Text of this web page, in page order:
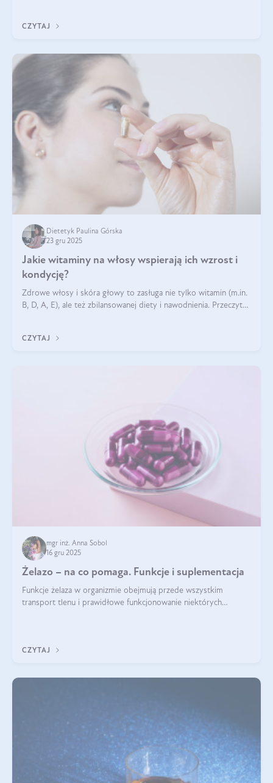
CZYTAJ
Dietetyk Paulina Górska
23 gru 2025
Jakie witaminy na włosy wspierają ich wzrost i
kondycję?
Zdrowe włosy i skóra głowy to zasługa nie tylko witamin (m.in.
B, D, A, E), ale też zbilansowanej diety i nawodnienia. Przeczytaj
CZYTAJ
mgr inż. Anna Sobol
16 gru 2025
Żelazo – na co pomaga. Funkcje i suplementacja
Funkcje żelaza w organizmie obejmują przede wszystkim
transport tlenu i prawidłowe funkcjonowanie niektórych
CZYTAJ